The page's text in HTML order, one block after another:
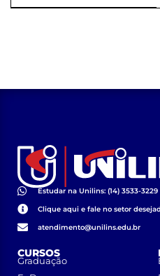
Estudar na Unilins: (14) 3533-3229
Clique aqui e fale no setor
atendimento@unilins.edu.br
CURSOS
Graduação